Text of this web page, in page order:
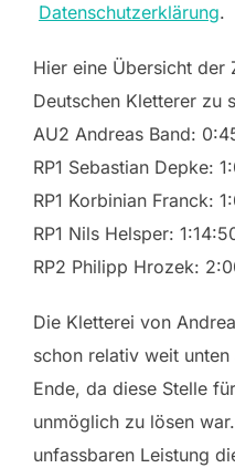
Datenschutzerklärung.
Hier eine Übersicht der
Deutschen Kletterer zu
AU2 Andreas Band:
RP1 Sebastian Depke:
RP1 Korbinian Franck:
RP1 Nils Helsper:
RP2 Philipp Hrozek:
Die Kletterei von
schon relativ weit
Ende, da diese Stelle
unmöglich zu lösen
unfassbaren Leistung